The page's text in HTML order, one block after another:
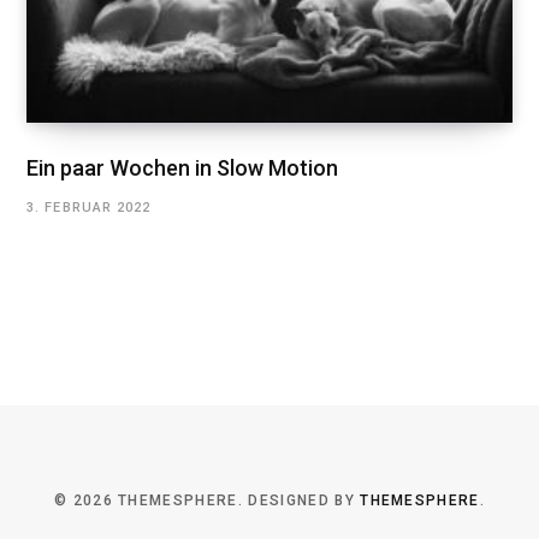
Ein paar Wochen in Slow Motion
3. FEBRUAR 2022
© 2026 THEMESPHERE. DESIGNED BYTHEMESPHERE